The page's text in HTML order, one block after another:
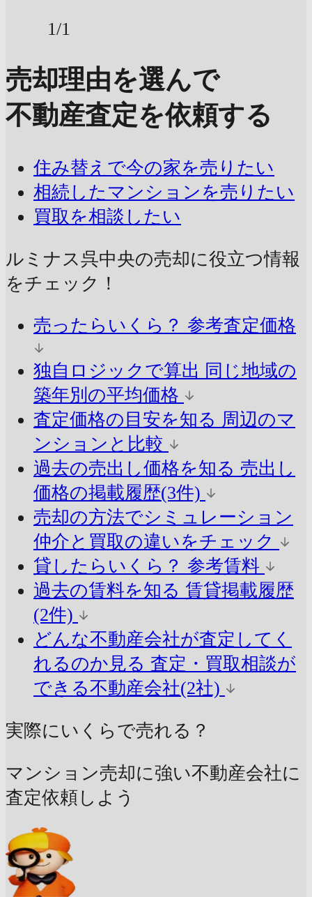
1/1
売却理由を選んで
不動産査定を依頼する
住み替えで今の家を売りたい
相続したマンションを売りたい
買取を相談したい
ルミナス呉中央の売却に役立つ情報
をチェック！
売ったらいくら？ 参考査定価格
独自ロジックで算出 同じ地域の
築年別の平均価格
査定価格の目安を知る 周辺のマ
ンションと比較
過去の売出し価格を知る 売出し
価格の掲載履歴(3件)
売却の方法でシミュレーション
仲介と買取の違いをチェック
貸したらいくら？ 参考賃料
過去の賃料を知る 賃貸掲載履歴
(2件)
どんな不動産会社が査定してく
れるのか見る 査定・買取相談が
できる不動産会社(2社)
実際にいくらで売れる？
マンション売却に強い不動産会社に
査定依頼しよう